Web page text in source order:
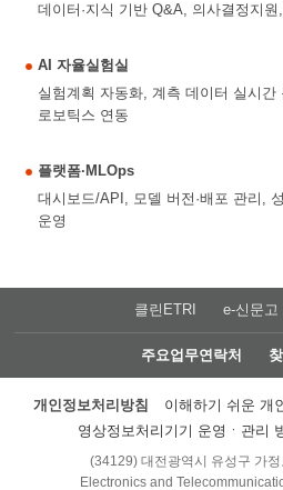
데이터·지식 기반 Q&A, 의사결정지
AI 자율실험실
실험계획 자동화, 계측 데이터 실시간
로보틱스 연동
플랫폼·MLOps
대시보드/API, 모델 버전·배포 관리,
운영
클린ETRI e-신문고
주요업무연락처
개인정보처리방침 이해하기 쉬운 개
영상정보처리기기 운영ㆍ관리
(34129) 대전광역시 유성구 가
Electronics and